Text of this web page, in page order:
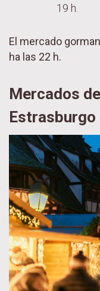
19 h.
El mercado
ha las 22 h.
Mercados
Estrasburgo